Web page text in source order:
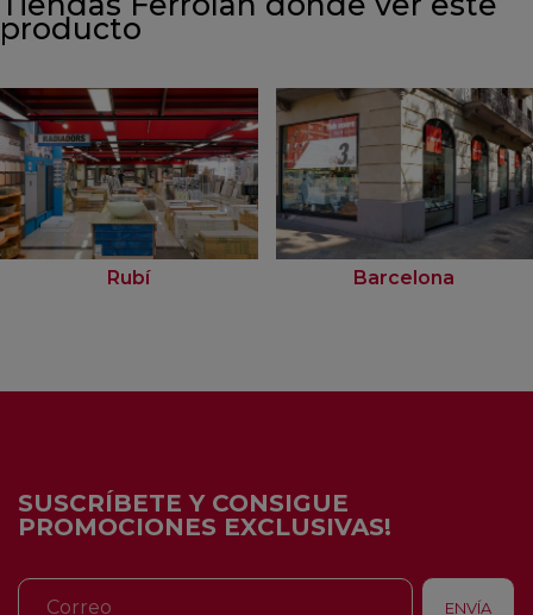
producto
Rubí Barcelona
SUSCRÍBETE Y CONSIGUE
PROMOCIONES EXCLUSIVAS!